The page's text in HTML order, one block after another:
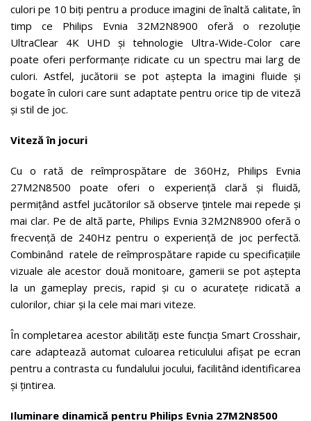
culori pe 10 biți pentru a produce imagini de înaltă calitate, în
timp ce Philips Evnia 32M2N8900 oferă o rezoluție
UltraClear 4K UHD și tehnologie Ultra-Wide-Color care
poate oferi performanțe ridicate cu un spectru mai larg de
culori. Astfel, jucătorii se pot aștepta la imagini fluide și
bogate în culori care sunt adaptate pentru orice tip de viteză
și stil de joc.
Viteză în jocuri
Cu o rată de reîmprospătare de 360Hz, Philips Evnia
27M2N8500 poate oferi o experiență clară și fluidă,
permițând astfel jucătorilor să observe țintele mai repede și
mai clar. Pe de altă parte, Philips Evnia 32M2N8900 oferă o
frecvență de 240Hz pentru o experiență de joc perfectă.
Combinând ratele de reîmprospătare rapide cu specificațiile
vizuale ale acestor două monitoare, gamerii se pot aștepta
la un gameplay precis, rapid și cu o acuratețe ridicată a
culorilor, chiar și la cele mai mari viteze.
În completarea acestor abilități este funcția Smart Crosshair,
care adaptează automat culoarea reticulului afișat pe ecran
pentru a contrasta cu fundalului jocului, facilitând identificarea
și țintirea.
Iluminare dinamică pentru Philips Evnia 27M2N8500